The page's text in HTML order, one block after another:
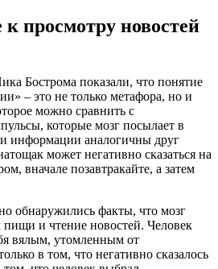
просмотру новостей
Бострома показали, что понятие
– это не только метафора, но и
можно сравнить с
которые мозг посылает в
информации аналогичны друг
может негативно сказаться на
вначале позавтракайте, а затем
обнаружились факты, что мозг
и чтение новостей. Человек
вялым, утомленным от
в том, что негативно сказалось